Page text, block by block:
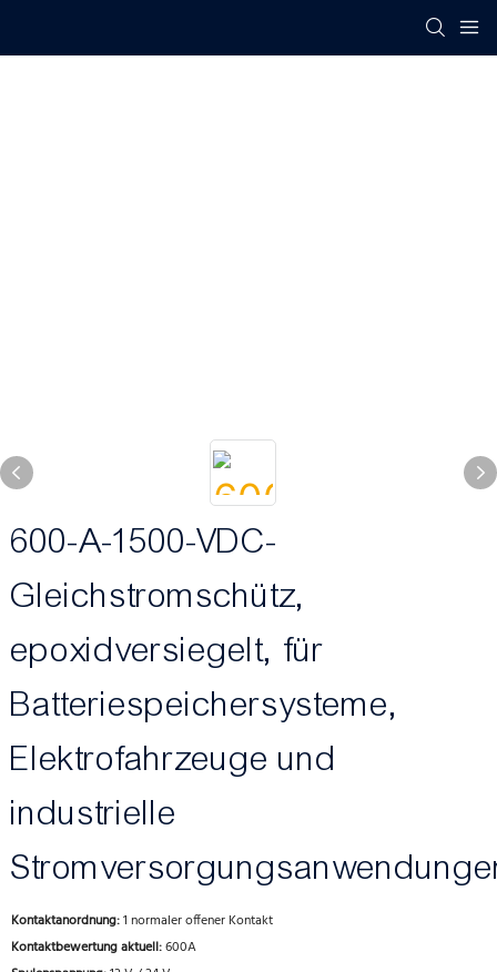
600-A-1500-VDC-
Gleichstromschütz,
epoxidversiegelt, für
Batteriespeichersysteme,
Elektrofahrzeuge und
industrielle
Kontaktanordnung:1 normaler offener Kontakt
Kontaktbewertung aktuell:600A